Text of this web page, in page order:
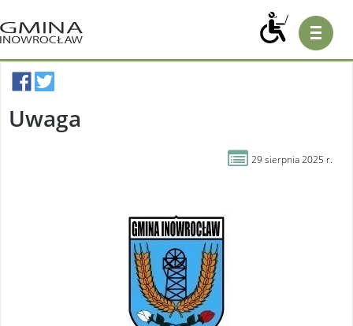

Aktualności
Uwaga
 29 sierpnia 2025 r.